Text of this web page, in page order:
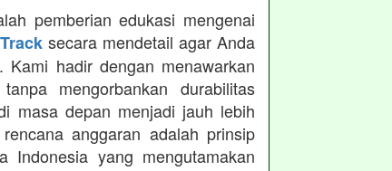
pemberian edukasi mengenai
secara mendetail agar Anda
hadir dengan menawarkan
mengorbankan durabilitas
masa depan menjadi jauh lebih
anggaran adalah prinsip
Indonesia yang mengutamakan